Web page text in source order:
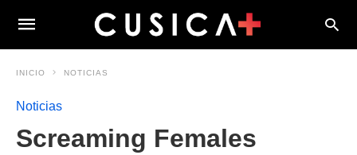
INICIO NOTICIAS
Noticias
Screaming Females